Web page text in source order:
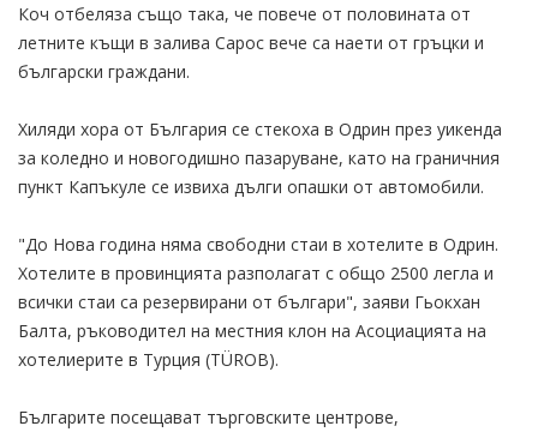
Коч отбеляза също така, че повече от половината от
летните къщи в залива Сарос вече са наети от гръцки и
български граждани.
Хиляди хора от България се стекоха в Одрин през уикенда
за коледно и новогодишно пазаруване, като на граничния
пункт Капъкуле се извиха дълги опашки от автомобили.
"До Нова година няма свободни стаи в хотелите в Одрин.
Хотелите в провинцията разполагат с общо 2500 легла и
всички стаи са резервирани от българи", заяви Гьокхан
Балта, ръководител на местния клон на Асоциацията на
хотелиерите в Турция (TÜROB).
Българите посещават търговските центрове,